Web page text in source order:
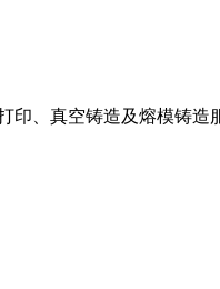
印、真空铸造及熔模铸